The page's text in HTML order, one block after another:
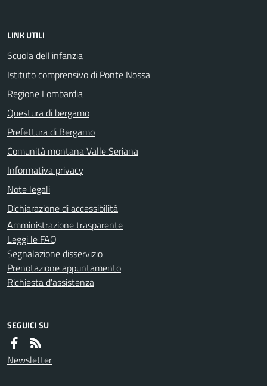
LINK UTILI
Scuola dell'infanzia
Istituto comprensivo di Ponte Nossa
Regione Lombardia
Questura di bergamo
Prefettura di Bergamo
Comunità montana Valle Seriana
Informativa privacy
Note legali
Dichiarazione di accessibilità
Amministrazione trasparente
Leggi le FAQ
Segnalazione disservizio
Prenotazione appuntamento
Richiesta d'assistenza
SEGUICI SU
Newsletter